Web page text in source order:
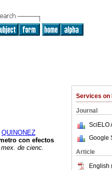
Services on
Journal
SciELO
Google
Article
English
QUINONEZ
con efectos
de cienc.